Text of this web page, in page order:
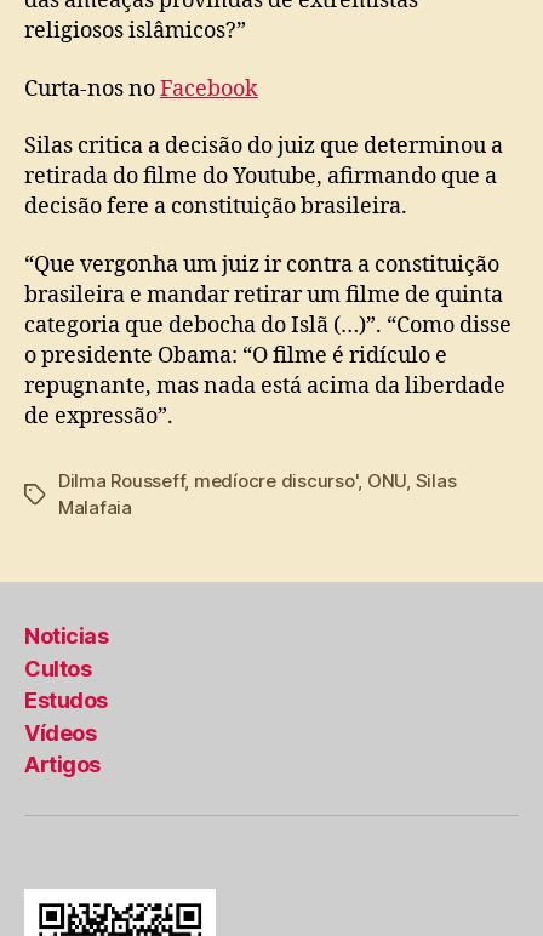
religiosos islâmicos?”
Curta-nos noFacebook
Silas critica a decisão do juiz que determinou a
retirada do filme do Youtube, afirmando que a
decisão fere a constituição brasileira.
“Que vergonha um juiz ir contra a constituição
brasileira e mandar retirar um filme de quinta
categoria que debocha do Islã (…)”. “Como disse
o presidente Obama: “O filme é ridículo e
repugnante, mas nada está acima da liberdade
de expressão”.
Tags
Dilma Rousseff, medíocre discurso', ONU Silas
Malafaia
Noticias
Cultos
Estudos
Vídeos
Artigos